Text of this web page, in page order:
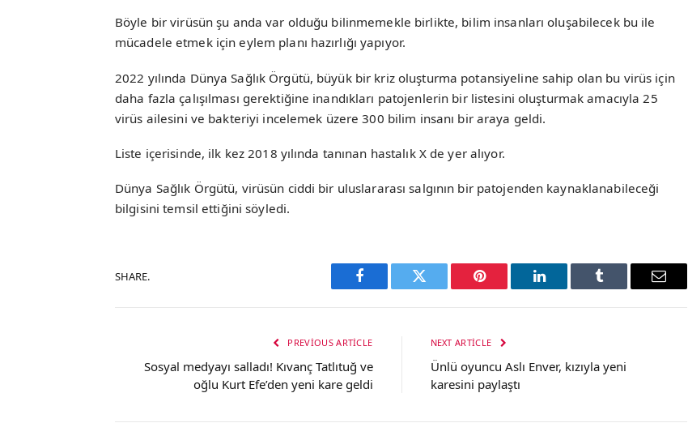
Böyle bir virüsün şu anda var olduğu bilinmemekle birlikte, bilim insanları oluşabilecek bu ile
mücadele etmek için eylem planı hazırlığı yapıyor.
2022 yılında Dünya Sağlık Örgütü, büyük bir kriz oluşturma potansiyeline sahip olan bu virüs için
daha fazla çalışılması gerektiğine inandıkları patojenlerin bir listesini oluşturmak amacıyla 25
virüs ailesini ve bakteriyi incelemek üzere 300 bilim insanı bir araya geldi.
Liste içerisinde, ilk kez 2018 yılında tanınan hastalık X de yer alıyor.
Dünya Sağlık Örgütü, virüsün ciddi bir uluslararası salgının bir patojenden kaynaklanabileceği
bilgisini temsil ettiğini söyledi.
SHARE.
Facebook Twitter Pinterest LinkedIn Tumblr Email
PREVIOUS ARTICLE
Sosyal medyayı salladı! Kıvanç Tatlıtuğ ve
oğlu Kurt Efe’den yeni kare geldi
NEXT ARTICLE
Ünlü oyuncu Aslı Enver, kızıyla yeni
karesini paylaştı